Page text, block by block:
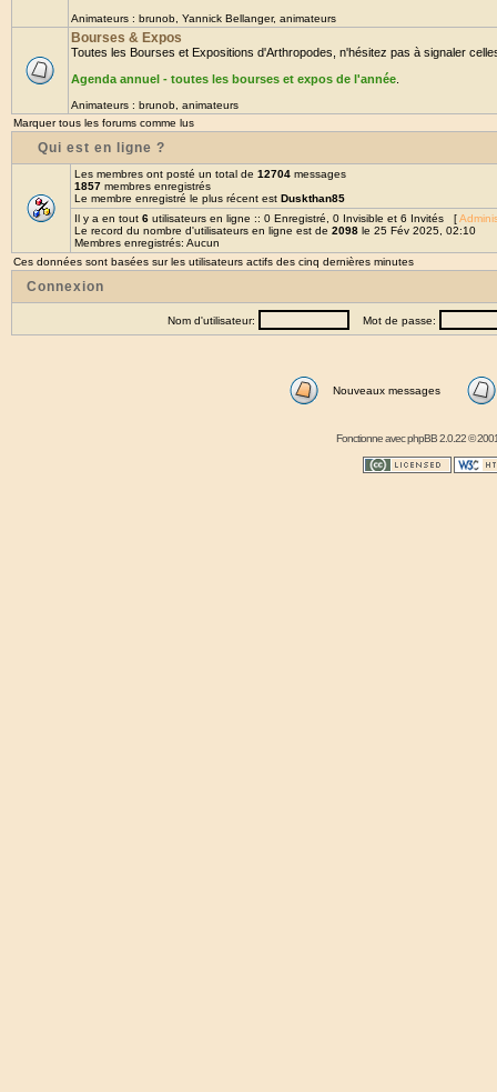
Animateurs : brunob Yannick Bellanger, animateurs
Bourses & Expos
Toutes les Bourses et Expositions d'Arthropodes, n'hésitez pas à signaler
Agenda annuel - toutes les bourses et expos de l'année
Animateurs : brunob animateurs
Marquer tous les forums comme lus
Qui est en ligne ?
Les membres ont posté un total de 12704 messages
1857 membres enregistrés
Le membre enregistré le plus récent est Duskthan85
Il y a en tout 6 utilisateurs en ligne :: 0 Enregistré, 0 Invisible et 6 Invités [
Le record du nombre d'utilisateurs en ligne est de 2098 le 25 Fév 2025, 02:10
Membres enregistrés: Aucun
Ces données sont basées sur les utilisateurs actifs des cinq dernières minutes
Connexion
Nom d'utilisateur: Mot de passe:
Nouveaux messages
Fonctionne avecphpBB2.0.22 ©